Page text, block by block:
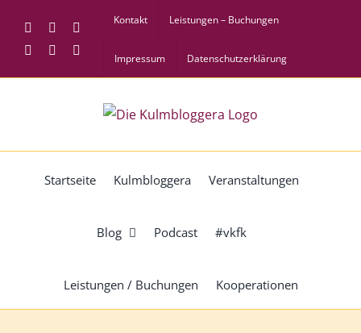
Inhalt
springen
FacebookInstagramTwitter
PinterestYouTube
Kontakt Leistungen – Buchungen
Impressum Datenschutzerklärung
Startseite Kulmbloggera Veranstaltungen
Blog Podcast #vkfk
Leistungen / Buchungen Kooperationen